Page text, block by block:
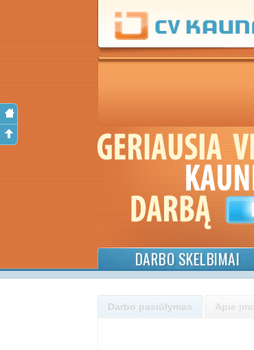
DARBO SKELBIMAI
Darbo pasiūlymas Apie